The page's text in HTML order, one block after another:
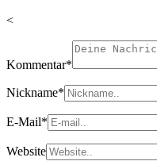
<
Kommentar*
Nickname*
E-Mail*
Website